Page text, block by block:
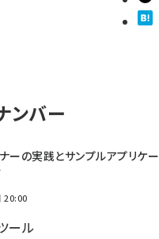
ンバー
ーの実践とサンプルアプリケー
20:00
ール